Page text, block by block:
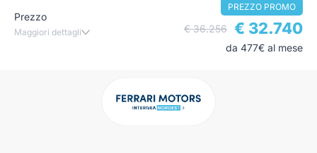
Prezzo
Maggiori dettagli
PREZZO PROMO
€ 36.256 € 32.740
da 477€ al mese